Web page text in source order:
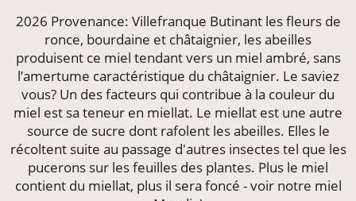
2026 Provenance: Villefranque Butinant les fleurs de
ronce, bourdaine et châtaignier, les abeilles
produisent ce miel tendant vers un miel ambré, sans
l’amertume caractéristique du châtaignier. Le saviez
vous? Un des facteurs qui contribue à la couleur du
miel est sa teneur en miellat. Le miellat est une autre
source de sucre dont rafolent les abeilles. Elles le
récoltent suite au passage d'autres insectes tel que les
pucerons sur les feuilles des plantes. Plus le miel
contient du miellat, plus il sera foncé - voir notre miel